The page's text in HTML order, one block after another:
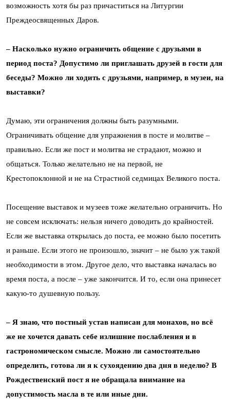
возможность хотя бы раз причаститься на Литургии
Преждеосвященных Даров.
– Насколько нужно ограничить общение с друзьями в
период поста? Допустимо ли приглашать друзей в гости для
беседы? Можно ли ходить с друзьями, например, в музеи, на
выставки?
Думаю, эти ограничения должны быть разумными.
Ограничивать общение для упражнения в посте и молитве –
правильно. Если же пост и молитва не страдают, можно и
общаться. Только желательно не на первой, не
Крестопоклонной и не на Страстной седмицах Великого поста.
Посещение выставок и музеев тоже желательно ограничить. Но
не совсем исключать: нельзя ничего доводить до крайностей.
Если же выставка открылась до поста, ее можно было посетить
и раньше. Если этого не произошло, значит – не было уж такой
необходимости в этом. Другое дело, что выставка началась во
время поста, а после – уже закончится. И то, если она принесет
какую-то душевную пользу.
– Я знаю, что постный устав написан для монахов, но всё
же не хочется давать себе излишние послабления и в
гастрономическом смысле. Можно ли самостоятельно
определить, готова ли я к сухоядению два дня в неделю? В
Рождественский пост я не обращала внимание на
допустимость масла в те или иные дни.